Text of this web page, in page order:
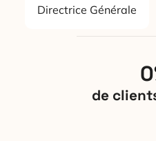
Directrice Générale
0
de